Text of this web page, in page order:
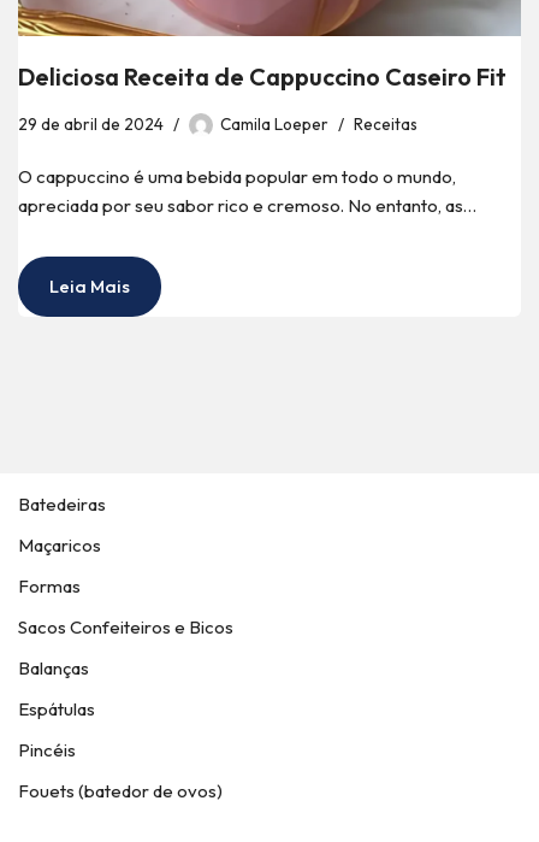
Deliciosa Receita de Cappuccino Caseiro Fit
29 de abril de 2024 Camila Loeper Receitas
O cappuccino é uma bebida popular em todo o mundo,
apreciada por seu sabor rico e cremoso. No entanto, as…
Leia Mais
Batedeiras
Maçaricos
Formas
Sacos Confeiteiros e Bicos
Balanças
Espátulas
Pincéis
Fouets (batedor de ovos)